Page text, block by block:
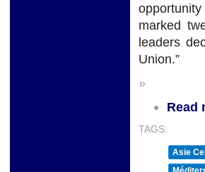
marked
leaders
Union.”
»
Read
TAGS:
Asie